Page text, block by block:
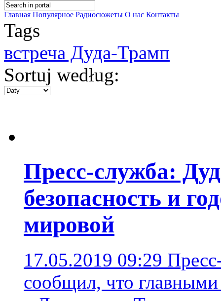
Главная Популярное Радиосюжеты О нас Контакты
Tags
встреча Дуда-Трамп
Sortuj według:
Пресс-служба:
безопасность и
мировой
17.05.2019 09:29
сообщил, что